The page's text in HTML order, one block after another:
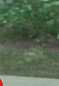
sielun
sisäinen
aamun
metsän